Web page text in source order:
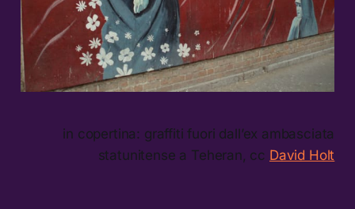
in copertina: graffiti fuori dall’ex ambasciata
statunitense a Teheran, cc David Holt